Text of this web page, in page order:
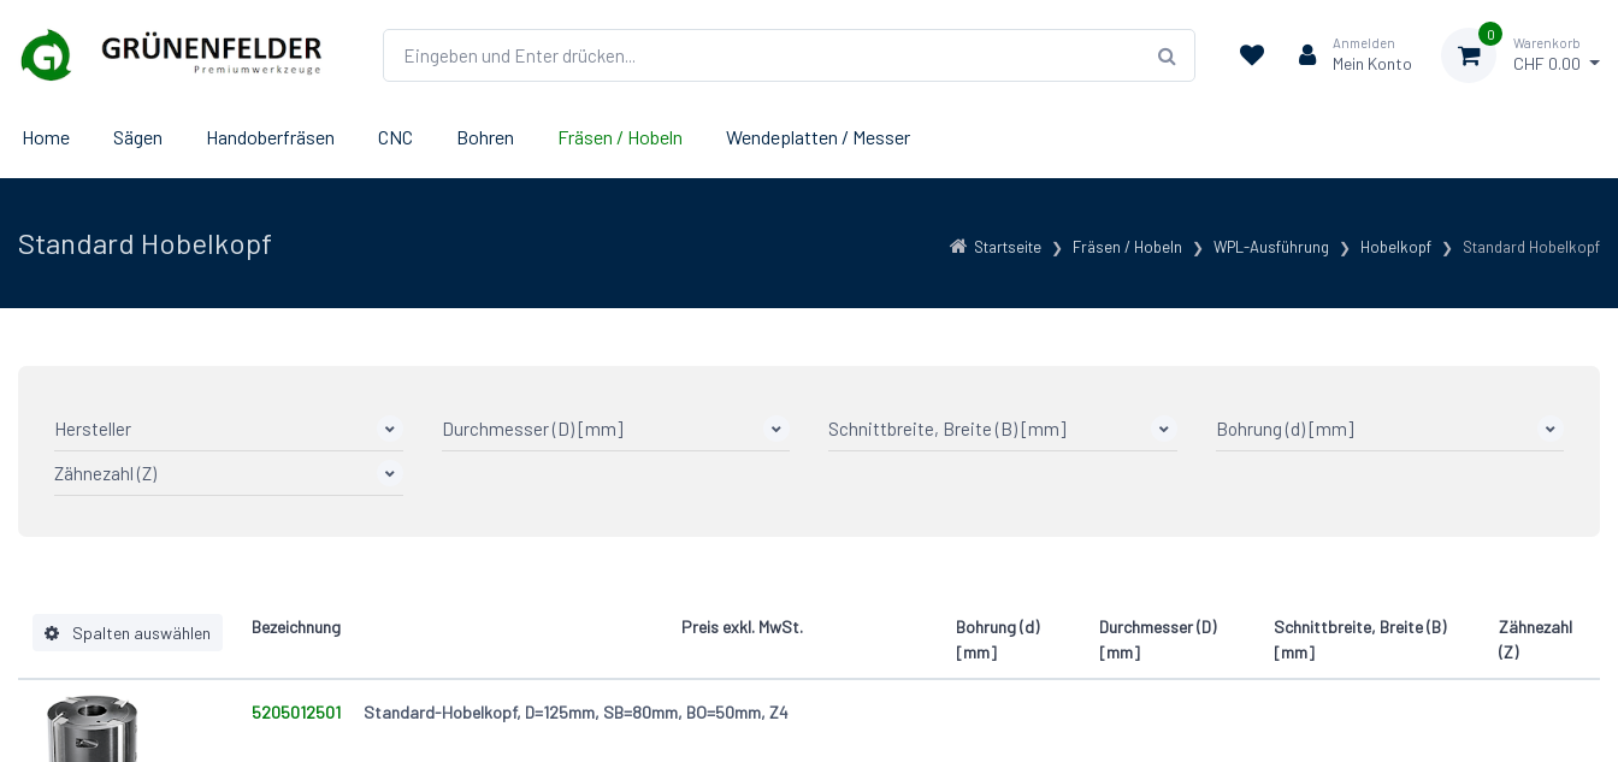
Anmelden
Mein Konto
0
Warenkorb
CHF 0.00
Home Sägen Handoberfräsen CNC Bohren Fräsen / Hobeln Wendeplatten / Messer
Startseite Fräsen / Hobeln WPL-Ausführung Hobelkopf Standard Hobelkopf
Standard Hobelkopf
Hersteller
AGEFA Präzisionswerkzeuge
Durchmesser (D) [mm] Schnittbreite, Breite (B) [mm] Bohrung (d) [mm]
Zähnezahl (Z)
Spalten auswählen
Bohrung (d) [mm]
Durchmesser (D) [mm]
Bezeichnung Preis exkl. MwSt.
Bohrung (d)
[mm]
Durchmesser (D)
[mm]
Schnittbreite, Breite (B)
[mm]
Zähnezahl
(Z)
5205012501 Standard-Hobelkopf, D=125mm, SB=80mm, BO=50mm, Z4